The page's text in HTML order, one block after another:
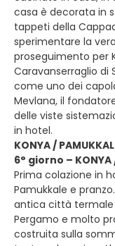
casa è decorata in
tappeti della
sperimentare la
proseguimento per
Caravanserraglio di
come uno dei
Mevlana, il
delle viste
in hotel.
KONYA /
6° giorno – KONYA
Prima colazione in
Pamukkale e
antica città termale
Pergamo e molto
costruita sulla